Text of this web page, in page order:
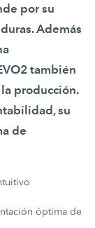
por su
Además
también
producción.
su
de
óptima de